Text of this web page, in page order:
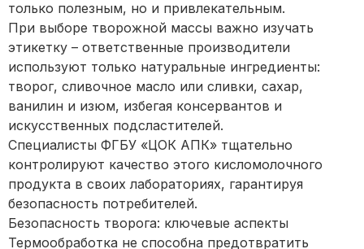
только полезным, но и привлекательным.
При выборе творожной массы важно изучать
этикетку – ответственные производители
используют только натуральные ингредиенты:
творог, сливочное масло или сливки, сахар,
ванилин и изюм, избегая консервантов и
искусственных подсластителей.
Специалисты ФГБУ «ЦОК АПК» тщательно
контролируют качество этого кисломолочного
продукта в своих лабораториях, гарантируя
безопасность потребителей.
Безопасность творога: ключевые аспекты
Термообработка не способна предотвратить